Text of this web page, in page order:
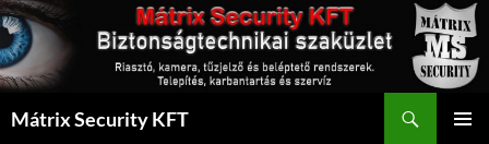
Kilépés
tartalomba
Mátrix Security KFT